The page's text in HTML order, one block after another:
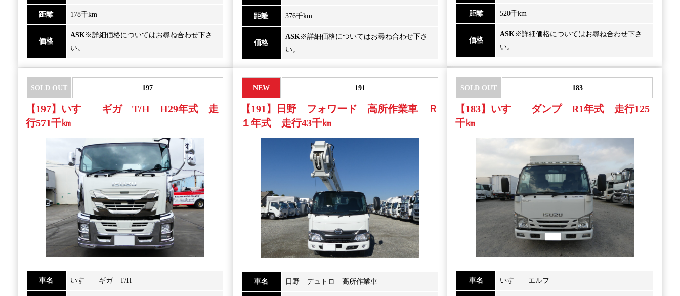
距離 178千km
価格
ASK※詳細価格についてはお尋ね合わせ下さ
い。
距離 376千km
価格
ASK※詳細価格についてはお尋ね合わせ下さ
い。
距離 520千km
価格
ASK※詳細価格についてはお尋ね合わせ下さ
い。
SOLD OUT 197
【197】いすゞ ギガ T/H H29年式 走
行571千㎞
車名 いすゞ ギガ T/H
NEW 191
【191】日野 フォワード 高所作業車 Ｒ
１年式 走行43千㎞
車名 日野 デュトロ 高所作業車
SOLD OUT 183
【183】いすゞ ダンプ R1年式 走行125
千㎞
車名 いすゞ エルフ